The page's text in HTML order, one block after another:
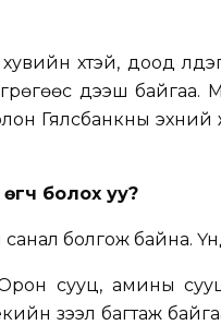
хүүтэй, доод
дээш байгаа.
Гялсбанкны
болох уу?
болгож байна.
сууц, амины
зээл багтаж